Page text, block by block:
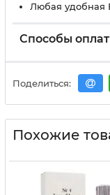
Любая удобная
Способы
Поделиться:
Похожие